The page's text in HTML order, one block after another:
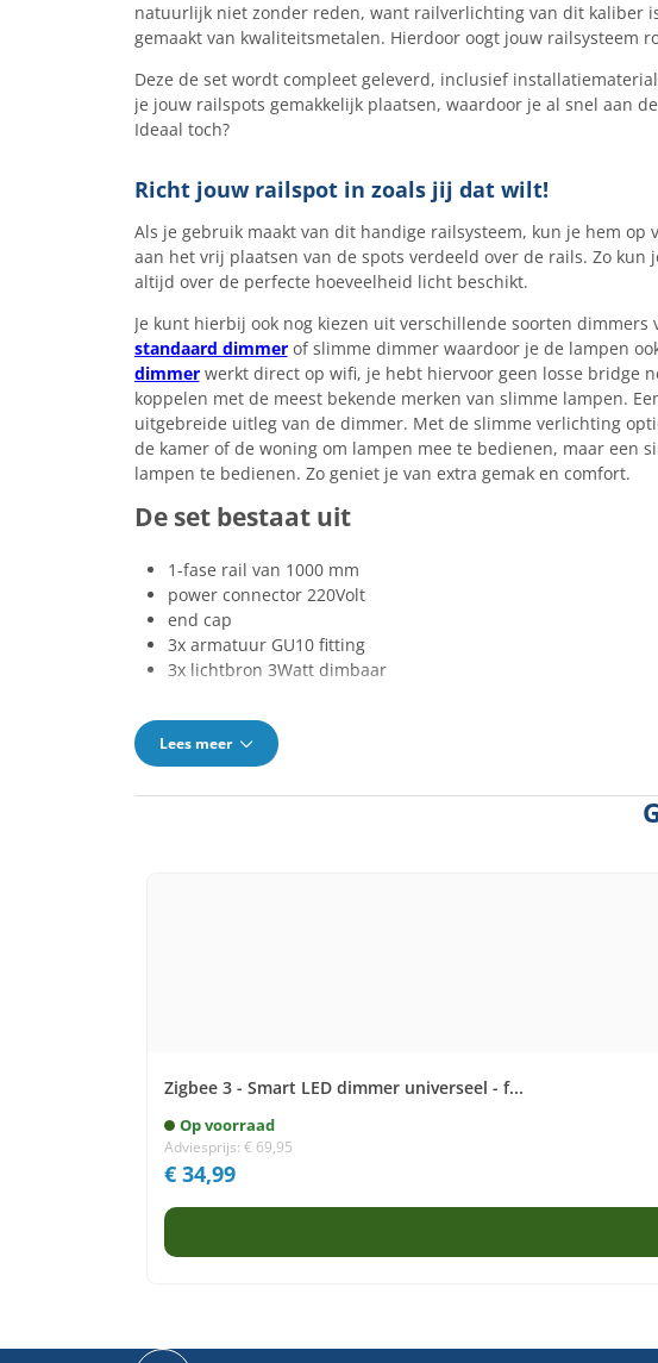
natuurlijk niet zonder reden, want railverlichting van dit kaliber
gemaakt van kwaliteitsmetalen. Hierdoor oogt jouw railsysteem
Deze de set wordt compleet geleverd, inclusief
je jouw railspots gemakkelijk plaatsen, waardoor je al snel aan
Ideaal toch?
Richt jouw railspot in zoals jij dat wilt!
Als je gebruik maakt van dit handige railsysteem, kun je hem
aan het vrij plaatsen van de spots verdeeld over de rails. Zo
altijd over de perfecte hoeveelheid licht beschikt.
Je kunt hierbij ook nog kiezen uit verschillende soorten dimmers
standaard dimmerof slimme dimmer waardoor je de lampen
dimmer werkt direct op wifi, je hebt hiervoor geen losse bridge
koppelen met de meest bekende merken van slimme lampen.
uitgebreide uitleg van de dimmer. Met de slimme verlichting
de kamer of de woning om lampen mee te bedienen, maar een
lampen te bedienen. Zo geniet je van extra gemak en comfort.
De set bestaat uit
1-fase rail van 1000 mm
power connector 220Volt
end cap
3x armatuur GU10 fitting
3x lichtbron 3Watt dimbaar
Lees meer
Zigbee 3 - Smart LED dimmer universeel - f...
Op voorraad
Adviesprijs: € 69,95
€ 34,99